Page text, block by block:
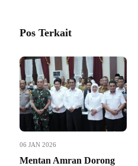
Pos Terkait
06 JAN 2026
Mentan Amran Dorong